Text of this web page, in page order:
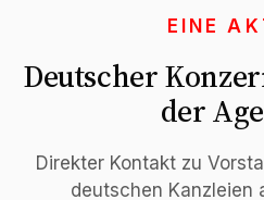
EINE
Deutscher
der
Direkter Kontakt zu
deutschen Kanzleien